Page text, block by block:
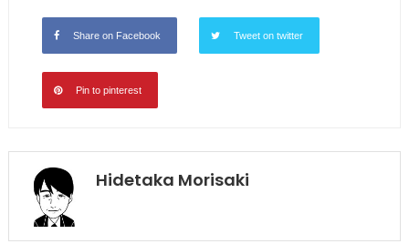
Share on Facebook Tweet on twitter
Pin to pinterest
Hidetaka Morisaki